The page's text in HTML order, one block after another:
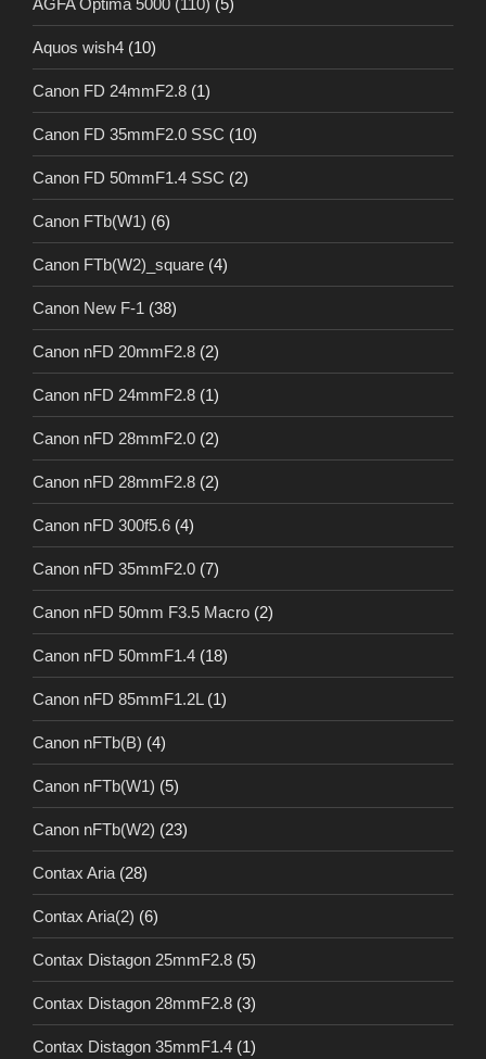
AGFA Optima 5000 (110) (5)
Aquos wish4 (10)
Canon FD 24mmF2.8 (1)
Canon FD 35mmF2.0 SSC (10)
Canon FD 50mmF1.4 SSC (2)
Canon FTb(W1) (6)
Canon FTb(W2)_square (4)
Canon New F-1 (38)
Canon nFD 20mmF2.8 (2)
Canon nFD 24mmF2.8 (1)
Canon nFD 28mmF2.0 (2)
Canon nFD 28mmF2.8 (2)
Canon nFD 300f5.6 (4)
Canon nFD 35mmF2.0 (7)
Canon nFD 50mm F3.5 Macro (2)
Canon nFD 50mmF1.4 (18)
Canon nFD 85mmF1.2L (1)
Canon nFTb(B) (4)
Canon nFTb(W1) (5)
Canon nFTb(W2) (23)
Contax Aria (28)
Contax Aria(2) (6)
Contax Distagon 25mmF2.8 (5)
Contax Distagon 28mmF2.8 (3)
Contax Distagon 35mmF1.4 (1)